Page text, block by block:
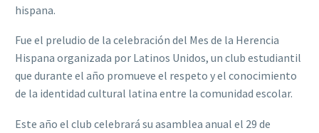
hispana.
Fue el preludio de la celebración del Mes de la Herencia
Hispana organizada por Latinos Unidos, un club estudiantil
que durante el año promueve el respeto y el conocimiento
de la identidad cultural latina entre la comunidad escolar.
Este año el club celebrará su asamblea anual el 29 de